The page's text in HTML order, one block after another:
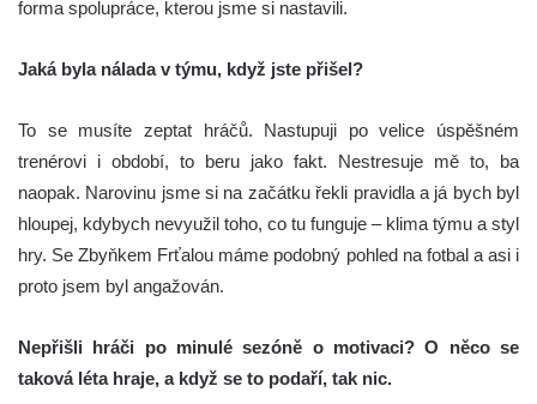
forma spolupráce, kterou jsme si nastavili.
Jaká byla nálada v týmu, když jste přišel?
To se musíte zeptat hráčů. Nastupuji po velice úspěšném
trenérovi i období, to beru jako fakt. Nestresuje mě to, ba
naopak. Narovinu jsme si na začátku řekli pravidla a já bych byl
hloupej, kdybych nevyužil toho, co tu funguje – klima týmu a styl
hry. Se Zbyňkem Frťalou máme podobný pohled na fotbal a asi i
proto jsem byl angažován.
Nepřišli hráči po minulé sezóně o motivaci? O něco se
taková léta hraje, a když se to podaří, tak nic.